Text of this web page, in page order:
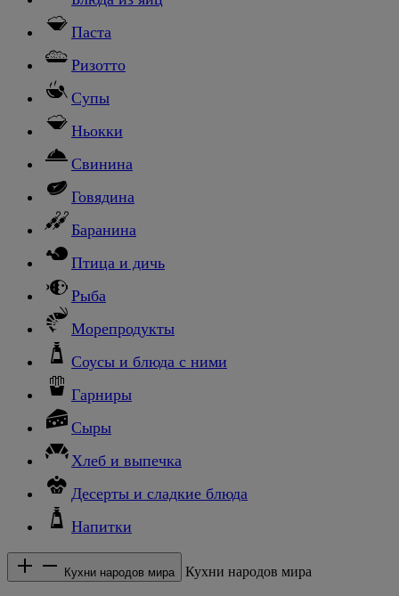
Паста
Ризотто
Супы
Ньокки
Свинина
Говядина
Баранина
Птица и дичь
Рыба
Морепродукты
Соусы и блюда с ними
Гарниры
Сыры
Хлеб и выпечка
Десерты и сладкие блюда
Напитки
Кухни народов мира Кухни народов мира